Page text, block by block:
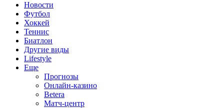
Новости
Футбол
Хоккей
Теннис
Биатлон
Другие виды
Lifestyle
Еще
Прогнозы
Онлайн-казино
Betera
Матч-центр